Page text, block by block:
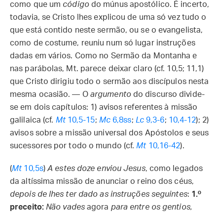
como que um códigodo múnus apostólico. É incerto,
todavia, se Cristo lhes explicou de uma só vez tudo o
que está contido neste sermão, ou se o evangelista,
como de costume, reuniu num só lugar instruções
dadas em vários. Como no Sermão da Montanha e
nas parábolas, Mt. parece deixar claro (cf. 10,5; 11,1)
que Cristo dirigiu todo o sermão aos discípulos nesta
mesma ocasião. — O argumentodo discurso divide-
se em dois capítulos: 1) avisos referentes à missão
galilaica (cf. Mt10,5-15; Mc6,8ss; Lc9,3-6; 10,4-12); 2)
avisos sobre a missão universal dos Apóstolos e seus
sucessores por todo o mundo (cf. Mt10,16-42).
(Mt10,5s)A estes doze enviou Jesus, como legados
da altíssima missão de anunciar o reino dos céus,
depois de lhes ter dado as instruções seguintes: 1.º
preceito: Não vadesagora para entre os gentios,